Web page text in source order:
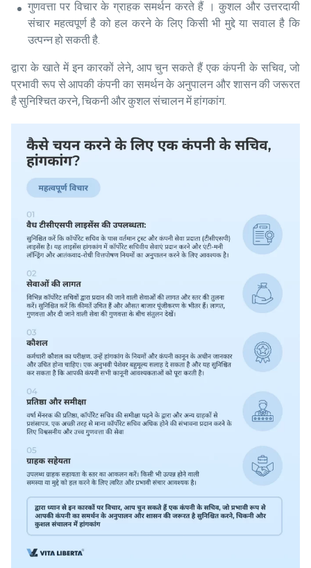
गुणवत्ता पर विचार के ग्राहक समर्थन करते हैं । कुशल और उत्तरदायी
संचार महत्वपूर्ण है को हल करने के लिए किसी भी मुद्दे या सवाल है कि
उत्पन्न हो सकती है.
द्वारा के खाते में इन कारकों लेने, आप चुन सकते हैं एक कंपनी के सचिव, जो
प्रभावी रूप से आपकी कंपनी का समर्थन के अनुपालन और शासन की जरूरत
है सुनिश्चित करने, चिकनी और कुशल संचालन में हांगकांग.